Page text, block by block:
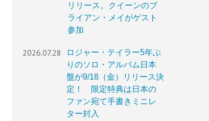
リリース。クイーンのブ
ライアン・メイがゲスト
参加
2026.07.28
ロジャー・テイラー5年ぶ
りのソロ・アルバム日本
盤が9/18（金）リリース決
定！ 限定特典は日本の
ファン宛て手書きミニレ
ター封入